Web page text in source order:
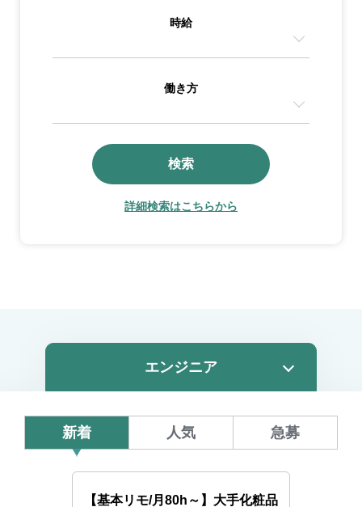
時給
働き方
検索
詳細検索はこちらから
新着 人気 急募
【基本リモ/月80h～】大手化粧品